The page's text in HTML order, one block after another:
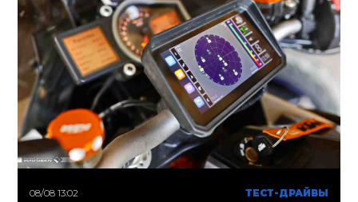
08/08 13:02 ТЕСТ-ДРАЙВЫ